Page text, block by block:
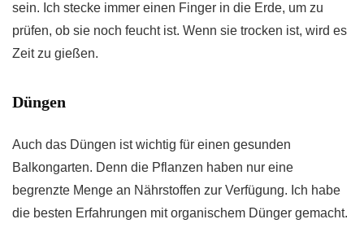
sein. Ich stecke immer einen Finger in die Erde, um zu
prüfen, ob sie noch feucht ist. Wenn sie trocken ist, wird es
Zeit zu gießen.
Düngen
Auch das Düngen ist wichtig für einen gesunden
Balkongarten. Denn die Pflanzen haben nur eine
begrenzte Menge an Nährstoffen zur Verfügung. Ich habe
die besten Erfahrungen mit organischem Dünger gemacht.